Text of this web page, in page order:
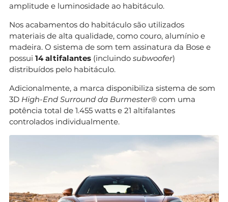
amplitude e luminosidade ao habitáculo.
Nos acabamentos do habitáculo são utilizados
materiais de alta qualidade, como couro, alumínio e
madeira. O sistema de som tem assinatura da Bose e
possui 14 altifalantes (incluindo subwoofer)
distribuídos pelo habitáculo.
Adicionalmente, a marca disponibiliza sistema de som
3D High-End Surround da Burmester® com uma
potência total de 1.455 watts e 21 altifalantes
controlados individualmente.